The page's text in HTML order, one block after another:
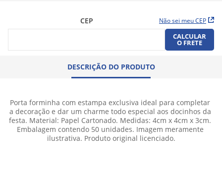
CEP Não sei meu CEP
CALCULAR
O FRETE
DESCRIÇÃO DO PRODUTO
Porta forminha com estampa exclusiva ideal para completar
a decoração e dar um charme todo especial aos docinhos da
festa. Material: Papel Cartonado. Medidas: 4cm x 4cm x 3cm.
Embalagem contendo 50 unidades. Imagem meramente
ilustrativa. Produto original licenciado.